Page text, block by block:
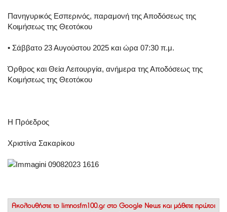
Πανηγυρικός Eσπερινός, παραμονή της Αποδόσεως της
Κοιμήσεως της Θεοτόκου
• Σάββατο 23 Αυγούστου 2025 και ώρα 07:30 π.μ.
Όρθρος και Θεία Λειτουργία, ανήμερα της Αποδόσεως της
Κοιμήσεως της Θεοτόκου
Η Πρόεδρος
Χριστίνα Σακαρίκου
Ακολουθήστε το limnosfm100.gr στο Google News και μάθετε πρώτοι